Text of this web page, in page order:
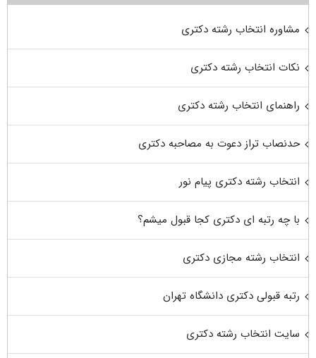
مشاوره انتخاب رشته دکتری
نکات انتخاب رشته دکتری
راهنمای انتخاب رشته دکتری
حدنصاب تراز دعوت به مصاحبه دکتری
انتخاب رشته دکتری پیام نور
با چه رتبه ای دکتری کجا قبول میشم؟
انتخاب رشته مجازی دکتری
رتبه قبولی دکتری دانشگاه تهران
سایت انتخاب رشته دکتری